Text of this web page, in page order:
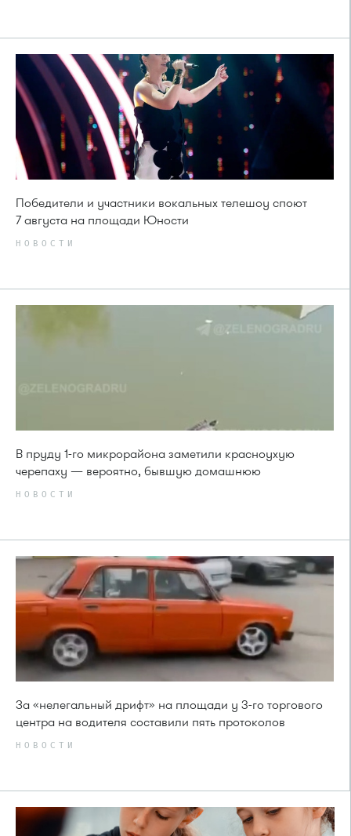
Победители и участники вокальных телешоу споют
7 августа на площади Юности
НОВОСТИ
В пруду 1-го микрорайона заметили красноухую
черепаху — вероятно, бывшую домашнюю
НОВОСТИ
За «нелегальный дрифт» на площади у 3-го торгового
центра на водителя составили пять протоколов
НОВОСТИ